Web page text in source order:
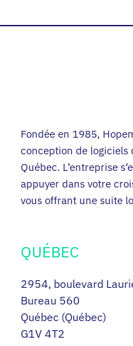
Fondée en 1985,
conception de logiciels
Québec. L’entreprise
appuyer dans votre
vous offrant une suite
QUÉBEC
2954, boulevard
Bureau 560
Québec (Québec)
G1V 4T2